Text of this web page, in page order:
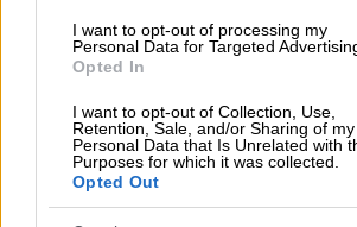
I want to opt-out of processing my
Personal Data for Targeted
Opted In
I want to opt-out of Collection, Use,
Retention, Sale, and/or Sharing of my
Personal Data that Is Unrelated with
Purposes for which it was collected.
Opted Out
Στη μελέτη συμπεριελήφθησαν
με μέση ηλικία τα 49.2 έτη,
γυναίκες και το 32% ήταν
συμμετέχοντες κατατάχθηκαν
ανάλογα με τα επίπεδα
τελευταίο έτος ως
εμφάνιζαν πιθανότατα